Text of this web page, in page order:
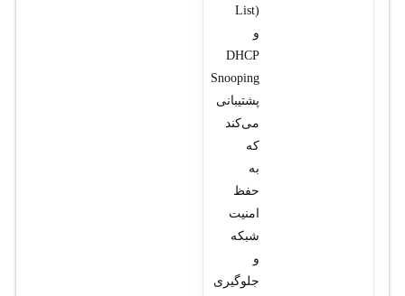
List)
و
DHCP
Snooping
پشتیبانی
می‌کند
که
به
حفظ
امنیت
شبکه
و
جلوگیری